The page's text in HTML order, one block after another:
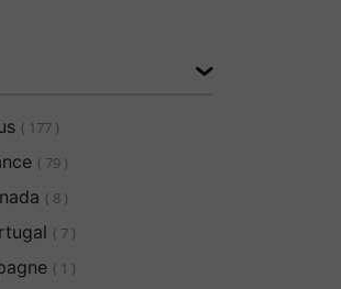
( 177 )
( 79 )
( 8 )
( 7 )
( 1 )